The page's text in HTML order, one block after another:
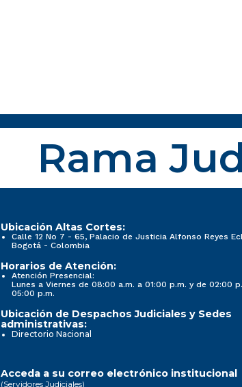
Rama
Ubicación Altas Cortes:
Calle 12 No 7 - 65, Palacio de Justicia Alfonso Reyes
Bogotá - Colombia
Horarios de Atención:
Atención Presencial:
Lunes a Viernes de 08:00 a.m. a 01:00 p.m. y de 02:00
05:00 p.m.
Ubicación de Despachos Judiciales y Sedes
administrativas:
Directorio Nacional
Acceda a su correo electrónico institucional
(Servidores Judiciales)